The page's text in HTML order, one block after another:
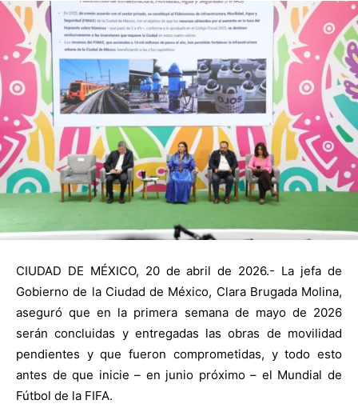
CIUDAD DE MÉXICO, 20 de abril de 2026.- La jefa de
Gobierno de la Ciudad de México, Clara Brugada Molina,
aseguró que en la primera semana de mayo de 2026
serán concluidas y entregadas las obras de movilidad
pendientes y que fueron comprometidas, y todo esto
antes de que inicie – en junio próximo – el Mundial de
Fútbol de la FIFA.